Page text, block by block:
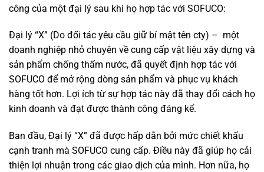
công của một đại lý sau khi họ hợp tác với SOFUCO:
Đại lý “X” (Do đối tác yêu cầu giữ bí mật tên cty) – một
doanh nghiệp nhỏ chuyên về cung cấp vật liệu xây dựng và
sản phẩm chống thấm nước, đã quyết định hợp tác với
SOFUCO để mở rộng dòng sản phẩm và phục vụ khách
hàng tốt hơn. Lợi ích từ sự hợp tác này đã thay đổi cách họ
kinh doanh và đạt được thành công đáng kể.
Ban đầu, Đại lý “X” đã được hấp dẫn bởi mức chiết khấu
cạnh tranh mà SOFUCO cung cấp. Điều này đã giúp họ cải
thiện lợi nhuận trong các giao dịch của mình. Hơn nữa, họ